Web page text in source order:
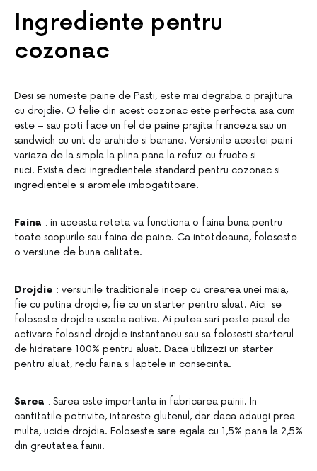
Ingrediente pentru
cozonac
Desi se numeste paine de Pasti, este mai degraba o prajitura
cu drojdie. O felie din acest cozonac este perfecta asa cum
este – sau poti face un fel de paine prajita franceza sau un
sandwich cu unt de arahide si banane. Versiunile acestei paini
variaza de la simpla la plina pana la refuz cu fructe si
nuci. Exista deci ingredientele standard pentru cozonac si
ingredientele si aromele imbogatitoare.
Faina : in aceasta reteta va functiona o faina buna pentru
toate scopurile sau faina de paine. Ca intotdeauna, foloseste
o versiune de buna calitate.
Drojdie : versiunile traditionale incep cu crearea unei maia,
fie cu putina drojdie, fie cu un starter pentru aluat. Aici se
foloseste drojdie uscata activa. Ai putea sari peste pasul de
activare folosind drojdie instantaneu sau sa folosesti starterul
de hidratare 100% pentru aluat. Daca utilizezi un starter
pentru aluat, redu faina si laptele in consecinta.
Sarea : Sarea este importanta in fabricarea painii. In
cantitatile potrivite, intareste glutenul, dar daca adaugi prea
multa, ucide drojdia. Foloseste sare egala cu 1,5% pana la 2,5%
din greutatea fainii.